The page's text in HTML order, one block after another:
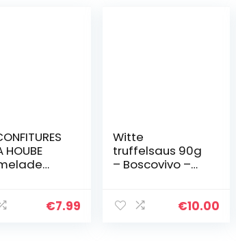
HOUBE
€7.99
Witte
truffelsaus 90g
– Boscovivo –
Italiaans eten
€10.00